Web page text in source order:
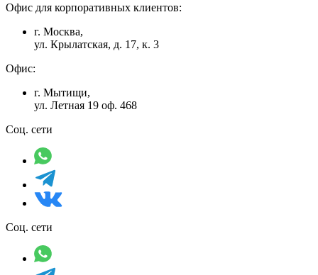
Офис для корпоративных клиентов:
г. Москва,
ул. Крылатская, д. 17, к. 3
Офис:
г. Мытищи,
ул. Летная 19 оф. 468
Соц. сети
Соц. сети